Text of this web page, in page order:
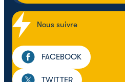
Nous suivre
FACEBOOK
TWITTER